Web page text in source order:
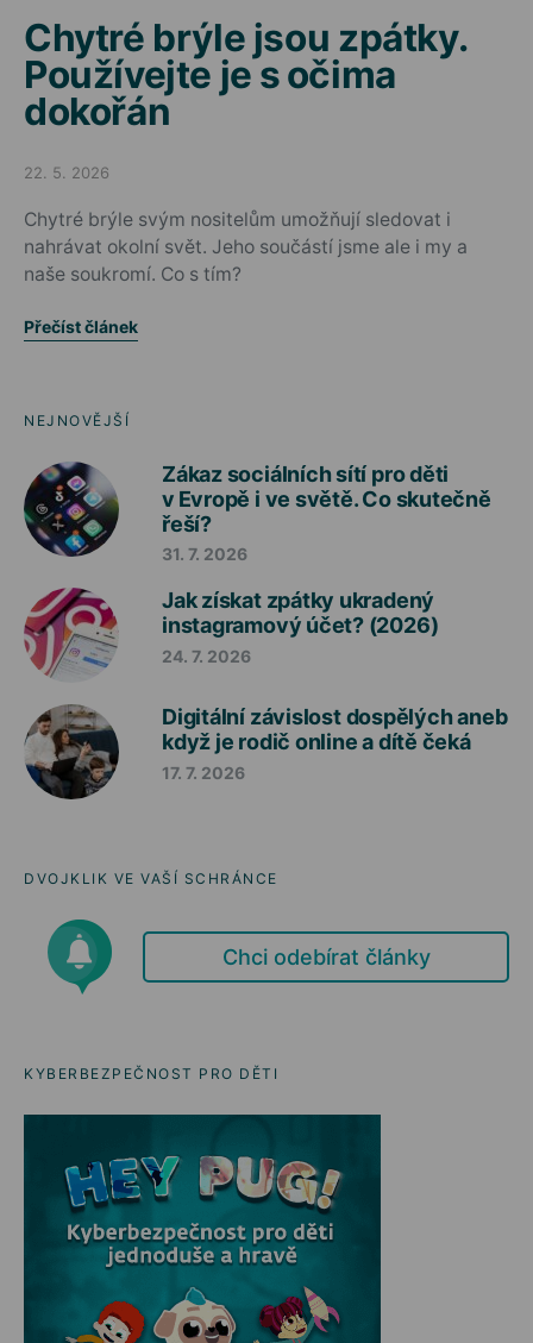
Chytré brýle jsou zpátky.
Používejte je s očima
dokořán
Posted on
22. 5. 2026
Chytré brýle svým nositelům umožňují sledovat i
nahrávat okolní svět. Jeho součástí jsme ale i my a
naše soukromí. Co s tím?
Přečíst článek
NEJNOVĚJŠÍ
Zákaz sociálních sítí pro děti
v Evropě i ve světě. Co skutečně
řeší?
31. 7. 2026
Jak získat zpátky ukradený
instagramový účet? (2026)
24. 7. 2026
Digitální závislost dospělých aneb
když je rodič online a dítě čeká
17. 7. 2026
DVOJKLIK VE VAŠÍ SCHRÁNCE
Chci odebírat články
KYBERBEZPEČNOST PRO DĚTI